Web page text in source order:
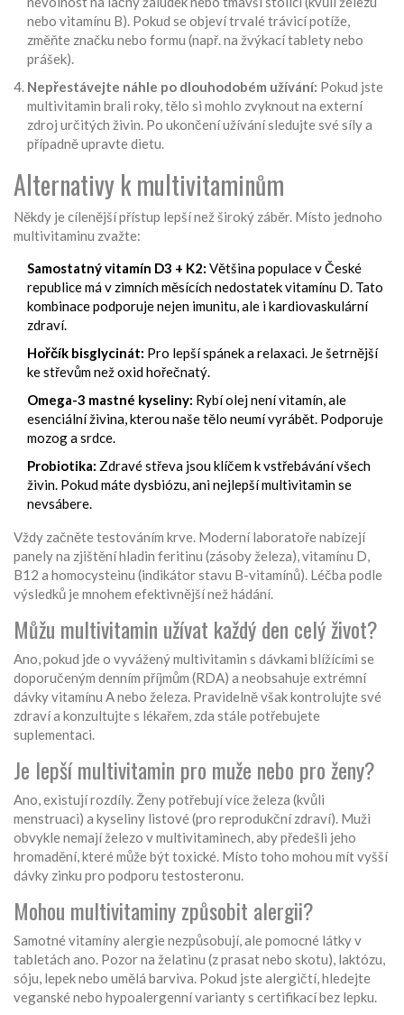
nebo vitamínu B). Pokud se objeví trvalé trávicí potíže,
změňte značku nebo formu (např. na žvýkací tablety nebo
prášek).
Nepřestávejte náhle po dlouhodobém užívání: Pokud jste
multivitamin brali roky, tělo si mohlo zvyknout na externí
zdroj určitých živin. Po ukončení užívání sledujte své síly a
případně upravte dietu.
Alternativy k multivitaminům
Někdy je cílenější přístup lepší než široký záběr. Místo jednoho
multivitaminu zvažte:
Samostatný vitamín D3 + K2: Většina populace v České
republice má v zimních měsících nedostatek vitamínu D. Tato
kombinace podporuje nejen imunitu, ale i kardiovaskulární
zdraví.
Hořčík bisglycinát: Pro lepší spánek a relaxaci. Je šetrnější
ke střevům než oxid hořečnatý.
Omega-3 mastné kyseliny: Rybí olej není vitamín, ale
esenciální živina, kterou naše tělo neumí vyrábět. Podporuje
mozog a srdce.
Probiotika: Zdravé střeva jsou klíčem k vstřebávání všech
živin. Pokud máte dysbiózu, ani nejlepší multivitamin se
nevsábere.
Vždy začněte testováním krve. Moderní laboratoře nabízejí
panely na zjištění hladin feritinu (zásoby železa), vitamínu D,
B12 a homocysteinu (indikátor stavu B-vitamínů). Léčba podle
výsledků je mnohem efektivnější než hádání.
Můžu multivitamin užívat každý den celý život?
Ano, pokud jde o vyvážený multivitamin s dávkami blížícími se
doporučeným denním příjmům (RDA) a neobsahuje extrémní
dávky vitamínu A nebo železa. Pravidelně však kontrolujte své
zdraví a konzultujte s lékařem, zda stále potřebujete
suplementaci.
Je lepší multivitamin pro muže nebo pro ženy?
Ano, existují rozdíly. Ženy potřebují více železa (kvůli
menstruaci) a kyseliny listové (pro reprodukční zdraví). Muži
obvykle nemají železo v multivitaminech, aby předešli jeho
hromadění, které může být toxické. Místo toho mohou mít vyšší
dávky zinku pro podporu testosteronu.
Mohou multivitaminy způsobit alergii?
Samotné vitamíny alergie nezpůsobují, ale pomocné látky v
tabletách ano. Pozor na želatinu (z prasat nebo skotu), laktózu,
sóju, lepek nebo umělá barviva. Pokud jste alergičtí, hledejte
veganské nebo hypoalergenní varianty s certifikací bez lepku.